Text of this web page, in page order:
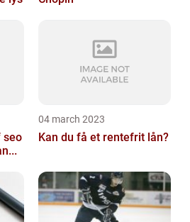
seo
04 march 2023
Kan du få et rentefrit lån?